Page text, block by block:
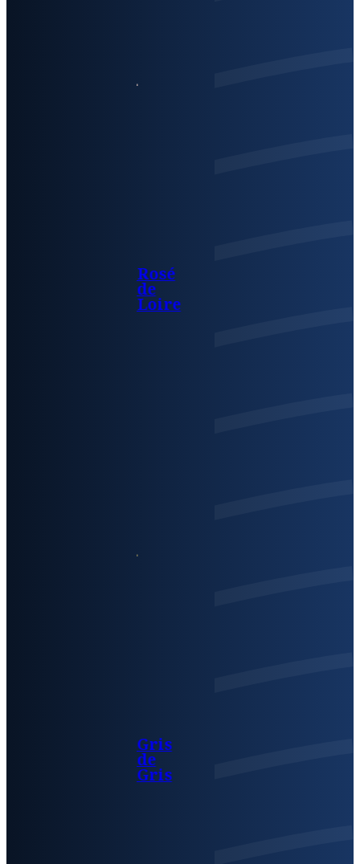
Rosé
de
Loire
Gris
de
Gris